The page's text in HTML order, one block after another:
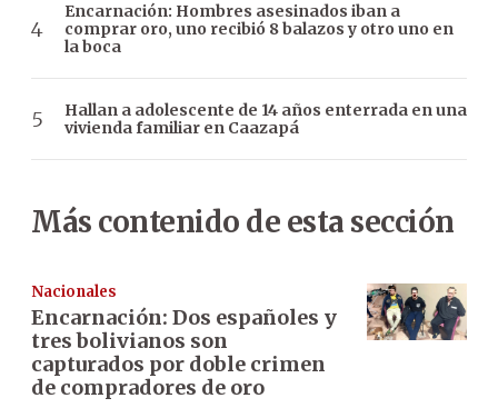
Encarnación: Hombres asesinados iban a
comprar oro, uno recibió 8 balazos y otro uno en
la boca
Hallan a adolescente de 14 años enterrada en una
vivienda familiar en Caazapá
Más contenido de esta sección
Nacionales
Encarnación: Dos españoles y
tres bolivianos son
capturados por doble crimen
de compradores de oro